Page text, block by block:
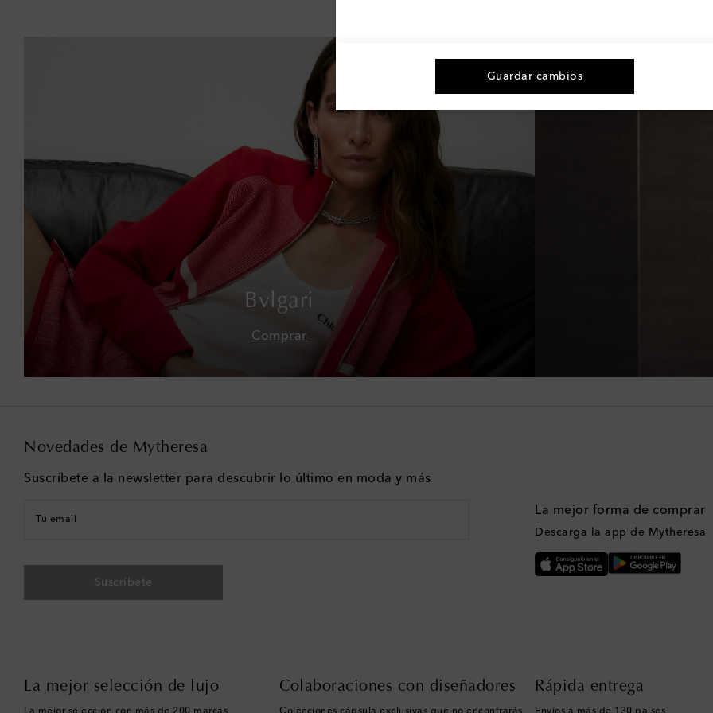
Bvlgari
Comprar
Novedades de Mytheresa
Suscríbete a la newsletter para descubrir lo último en moda y más
Tu email
Suscríbete
La mejor forma de comprar
Descarga la app de Mytheresa
La mejor selección de lujo Colaboraciones con diseñadores Rápida entrega
Guardar cambios